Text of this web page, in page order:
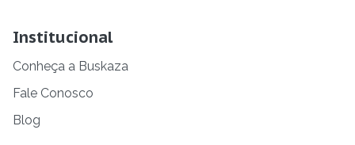
Institucional
Conheça a Buskaza
Fale Conosco
Blog